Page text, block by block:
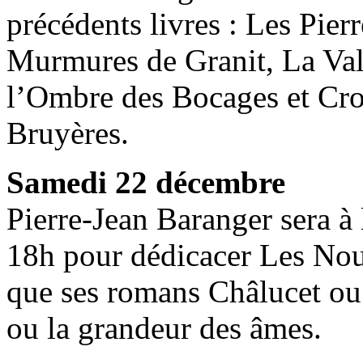
précédents livres : Les
Murmures de Granit, La
l’Ombre des Bocages et
Bruyères.
Samedi 22 décembre
Pierre-Jean Baranger sera
18h pour dédicacer Les
que ses romans Châlucet
ou la grandeur des âmes.